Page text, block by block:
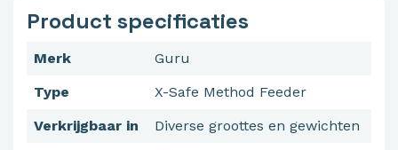
Product specificaties
Merk
Guru
Type
X-Safe Method Feeder
Verkrijgbaar in
Diverse groottes en gewichten